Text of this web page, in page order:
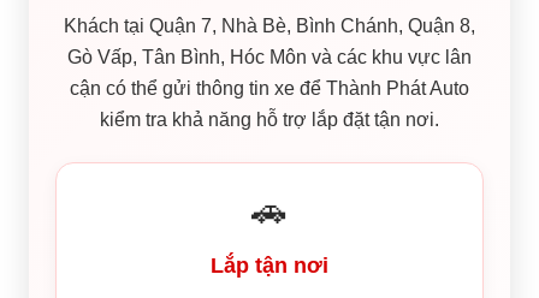
Khách tại Quận 7, Nhà Bè, Bình Chánh, Quận 8,
Gò Vấp, Tân Bình, Hóc Môn và các khu vực lân
cận có thể gửi thông tin xe để Thành Phát Auto
kiểm tra khả năng hỗ trợ lắp đặt tận nơi.
🚗
Lắp tận nơi